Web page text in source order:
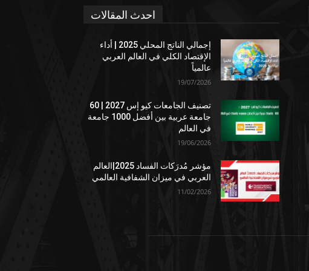
احدث المقالات
إجمالي الناتج المحلي 2025 | أداء
الإقتصاد الكلي في العالم العربي
عالمياً
19/07/2026
تصنيف الجامعات كيو إس 2027 | 60
جامعة عربية بين أفضل 1000 جامعة
في العالم
19/06/2026
مؤشر مُدرَكات الفساد 2025|العالم
العربي في ميزان الشفافية العالمي
11/02/2026